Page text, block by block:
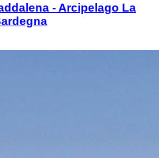
- Arcipelago La